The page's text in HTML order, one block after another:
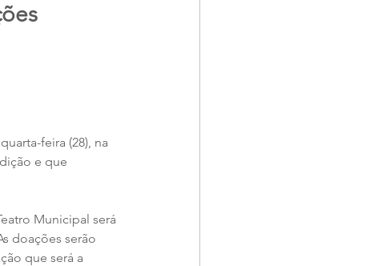
feira (28), na
e que
Municipal será
doações serão
que será a